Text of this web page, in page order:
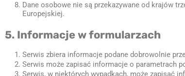
Dane osobowe nie są przekazywane od krajów
Europejskiej.
5. Informacje w formularzach
Serwis zbiera informacje podane dobrowolnie
Serwis może zapisać informacje o parametrach
Serwis, w niektórych wypadkach, może zapisać